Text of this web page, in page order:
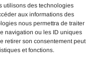
utilisons des technologies
aux informations des
nous permettra de traiter
navigation ou les ID uniques
retirer son consentement peut
et fonctions.
Toutes les